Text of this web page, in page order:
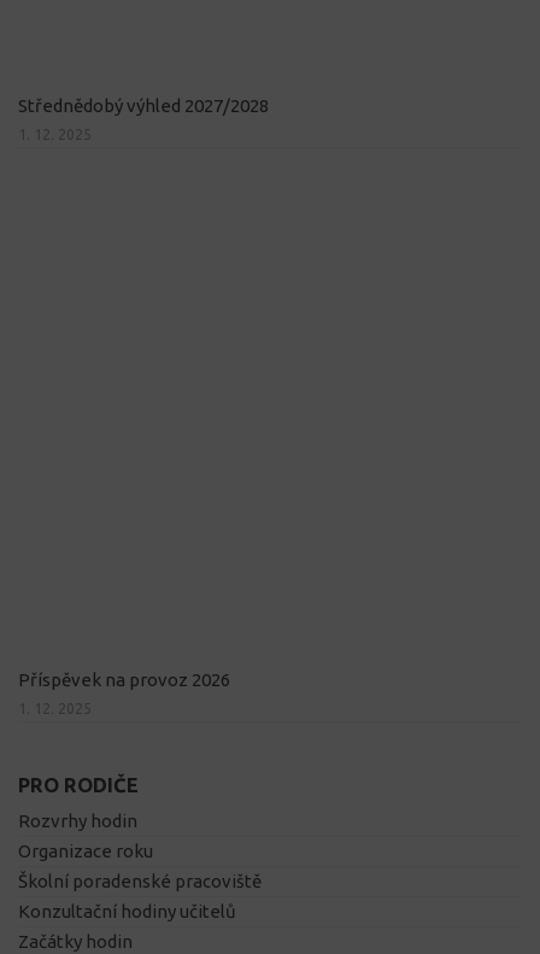
Střednědobý výhled 2027/2028
1. 12. 2025
Příspěvek na provoz 2026
1. 12. 2025
PRO RODIČE
Rozvrhy hodin
Organizace roku
Školní poradenské pracoviště
Konzultační hodiny učitelů
Začátky hodin